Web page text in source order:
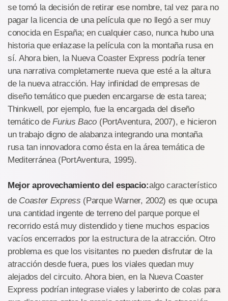
se tomó la decisión de retirar ese nombre, tal vez para no
pagar la licencia de una película que no llegó a ser muy
conocida en España; en cualquier caso, nunca hubo una
historia que enlazase la película con la montaña rusa en
sí. Ahora bien, la Nueva Coaster Express podría tener
una narrativa completamente nueva que esté a la altura
de la nueva atracción. Hay infinidad de empresas de
diseño temático que pueden encargarse de esta tarea;
Thinkwell, por ejemplo, fue la encargada del diseño
temático deFurius Baco (PortAventura, 2007), e hicieron
un trabajo digno de alabanza integrando una montaña
rusa tan innovadora como ésta en la área temática de
Mediterránea (PortAventura, 1995).
Mejor aprovechamiento del espacio:algo característico
de Coaster Express (Parque Warner, 2002) es que ocupa
una cantidad ingente de terreno del parque porque el
recorrido está muy distendido y tiene muchos espacios
vacíos encerrados por la estructura de la atracción. Otro
problema es que los visitantes no pueden disfrutar de la
atracción desde fuera, pues los viales quedan muy
alejados del circuito. Ahora bien, en la Nueva Coaster
Express podrían integrase viales y laberinto de colas para